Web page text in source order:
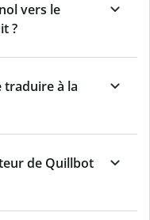
vers le
?
traduire à la
de Quillbot